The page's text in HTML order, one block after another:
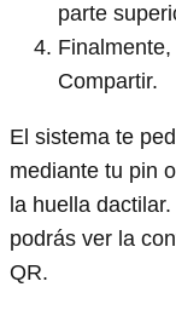
parte
Compartir.
El sistema te
mediante tu pin
la huella
podrás ver la
QR.